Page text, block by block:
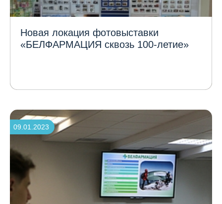
Новая локация фотовыставки
«БЕЛФАРМАЦИЯ сквозь 100-летие»
09.01.2023